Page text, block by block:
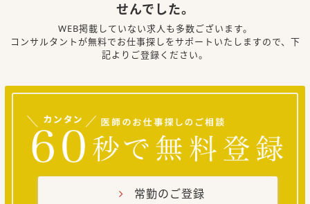
せんでした。
WEB掲載していない求人も多数ございます。
コンサルタントが無料でお仕事探しをサポートいたしますので、下
記よりご登録ください。
常勤のご登録